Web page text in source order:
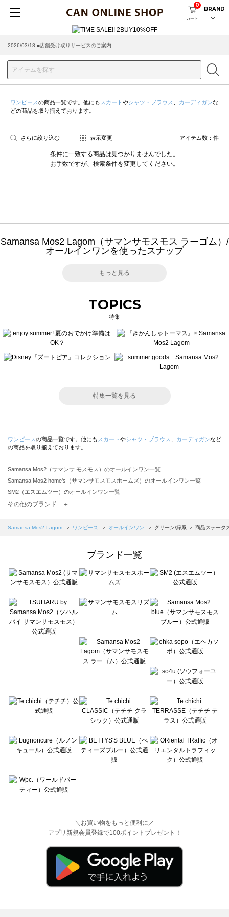
カート
0
BRAND
2026/03/18 ■店舗受け取りサービスのご案内
ワンピースの商品一覧です。他にも スカート やシャツ・ブラウス カーディガンな
どの商品を取り揃えております。
さらに絞り込む 表示変更 アイテム数： 件
条件に一致する商品は見つかりませんでした。
お手数ですが、検索条件を変更してください。
Samansa Mos2 Lagom（サマンサモスモス ラーゴム）/
オールインワンを使ったスナップ
もっと見る
TOPICS
特集
特集一覧を見る
ワンピースの商品一覧です。他にも スカート やシャツ・ブラウス カーディガンなど
の商品を取り揃えております。
Samansa Mos2（サマンサ モスモス）のオールインワン一覧
Samansa Mos2 home's（サマンサモスモスホームズ）のオールインワン一覧
SM2（エスエムツー）のオールインワン一覧
Samansa Mos2 blue（サマンサモスモス ブルー）のオールインワン一覧
sō4ū（ソウフォーユー）のオールインワン一覧
Te chichi（テチチ）のオールインワン一覧
Te chichi CLASSIC（テチチ クラシック）のオールインワン一覧
Lugnoncure（ルノンキュール）のオールインワン一覧
BETTY'S BLUE（べティーズブルー）のオールインワン一覧
Wpc.（ワールドパーティー）のオールインワン一覧
その他のブランド ＋
Samansa Mos2 Lagom ワンピース オールインワン グリーン/緑系 商品ステータ
ブランド一覧
＼お買い物をもっと便利に／
アプリ新規会員登録で100ポイントプレゼント！